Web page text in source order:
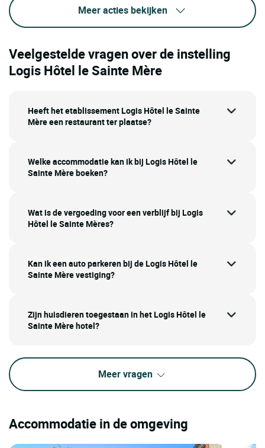
Meer acties bekijken
Veelgestelde vragen over de instelling
Logis Hôtel le Sainte Mère
Heeft het etablissement Logis Hôtel le Sainte
Mère een restaurant ter plaatse?
Welke accommodatie kan ik bij Logis Hôtel le
Sainte Mère boeken?
Wat is de vergoeding voor een verblijf bij Logis
Hôtel le Sainte Mères?
Kan ik een auto parkeren bij de Logis Hôtel le
Sainte Mère vestiging?
Zijn huisdieren toegestaan in het Logis Hôtel le
Sainte Mère hotel?
Meer vragen
Accommodatie in de omgeving